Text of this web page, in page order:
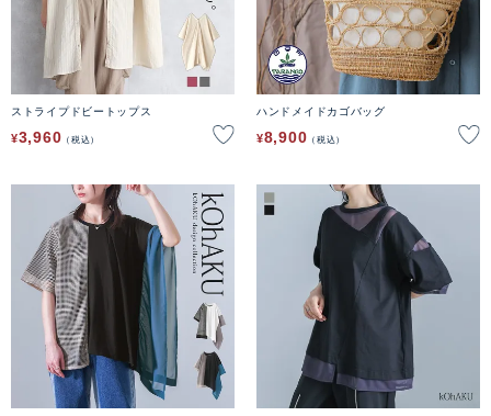
ストライプドビートップス
¥3,960 税込
ハンドメイドカゴバッグ
¥8,900 税込